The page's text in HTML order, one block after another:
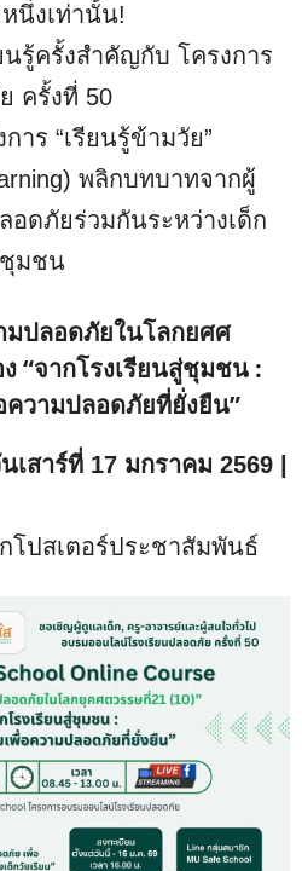
นึ่งเท่านั้น!
รู้ครั้งสำคัญกับ โครงการ
ครั้งที่ 50
าร “เรียนรู้ข้ามวัย”
พลิกบทบาทจากผู้
ดภัยร่วมกันระหว่างเด็ก
มชน
มปลอดภัยในโลกยศศ
“จากโรงเรียนสู่ชุมชน :
ความปลอดภัยที่ยั่งยืน”
สาร์ที่ 17 มกราคม 2569 |
โปสเตอร์ประชาสัมพันธ์